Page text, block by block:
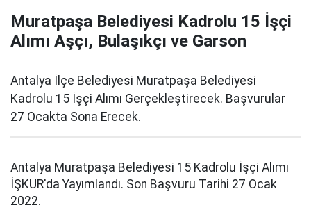
Muratpaşa Belediyesi Kadrolu 15 İşçi
Alımı Aşçı, Bulaşıkçı ve Garson
Antalya İlçe Belediyesi Muratpaşa Belediyesi
Kadrolu 15 İşçi Alımı Gerçekleştirecek. Başvurular
27 Ocakta Sona Erecek.
Antalya Muratpaşa Belediyesi 15 Kadrolu İşçi Alımı
İŞKUR'da Yayımlandı. Son Başvuru Tarihi 27 Ocak
2022.